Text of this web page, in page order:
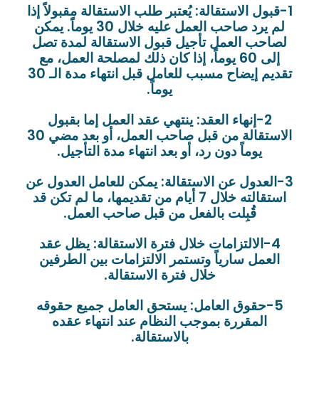
1-قبول الاستقالة: يُعتبر طلب الاستقالة مقبولاً إذا
لم يرد صاحب العمل عليه خلال 30 يوماً. يمكن
لصاحب العمل تأجيل قبول الاستقالة لمدة تصل
إلى 60 يوماً، إذا كان ذلك لمصلحة العمل، مع
تقديم إيضاح مسبب للعامل قبل انتهاء مدة الـ 30
يوماً.
2-إنهاء العقد: ينتهي عقد العمل إما بقبول
الاستقالة من قبل صاحب العمل، أو بعد مضي 30
يوماً دون رد، أو بعد انتهاء مدة التأجيل.
3-العدول عن الاستقالة: يمكن للعامل العدول عن
استقالته خلال 7 أيام من تقديمها، ما لم تكن قد
قُبِلت بالفعل من قبل صاحب العمل.
4-الالتزامات خلال فترة الاستقالة: يظل عقد
العمل سارياً وتستمر الالتزامات بين الطرفين
خلال فترة الاستقالة.
5-حقوق العامل: يستحق العامل جميع حقوقه
المقررة بموجب النظام عند انتهاء عقده
بالاستقالة.